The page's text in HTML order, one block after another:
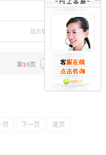
显示更多品牌>
第1/0页
页 下一页 尾页